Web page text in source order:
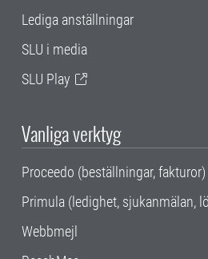
Lediga anställningar
SLU i media
SLU Play
Vanliga verktyg
Proceedo (beställningar, fakturor)
Primula (ledighet, sjukanmälan,
Webbmejl